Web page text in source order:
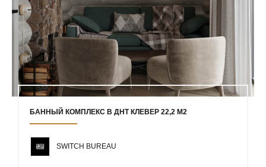
БАННЫЙ КОМПЛЕКС В ДНТ КЛЕВЕР 22,2 М2
SWITCH BUREAU